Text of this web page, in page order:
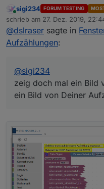
Bild von Deiner
Online
sigi234 FORUM TESTING
schrieb am 27. Dez. 2019,
zuletzt editiert von
@dslraser sagte in
Aufzählungen:
@sigi234
zeig doch mal ein Bild
ein Bild von Deiner